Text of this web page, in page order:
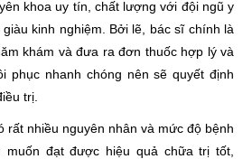
khoa uy tín, chất lượng với đội ngũ y
kinh nghiệm. Bởi lẽ, bác sĩ chính là
khám và đưa ra đơn thuốc hợp lý và
phục nhanh chóng nên sẽ quyết định
trị.
rất nhiều nguyên nhân và mức độ bệnh
muốn đạt được hiệu quả chữa trị tốt,